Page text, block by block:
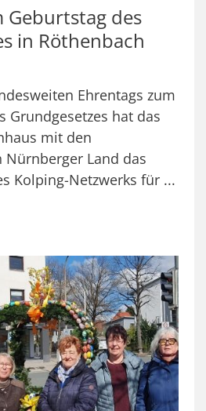
Geburtstag des
in Röthenbach
Ehrentags zum
Grundgesetzes hat das
mit den
Land das
Kolping-Netzwerks für ...